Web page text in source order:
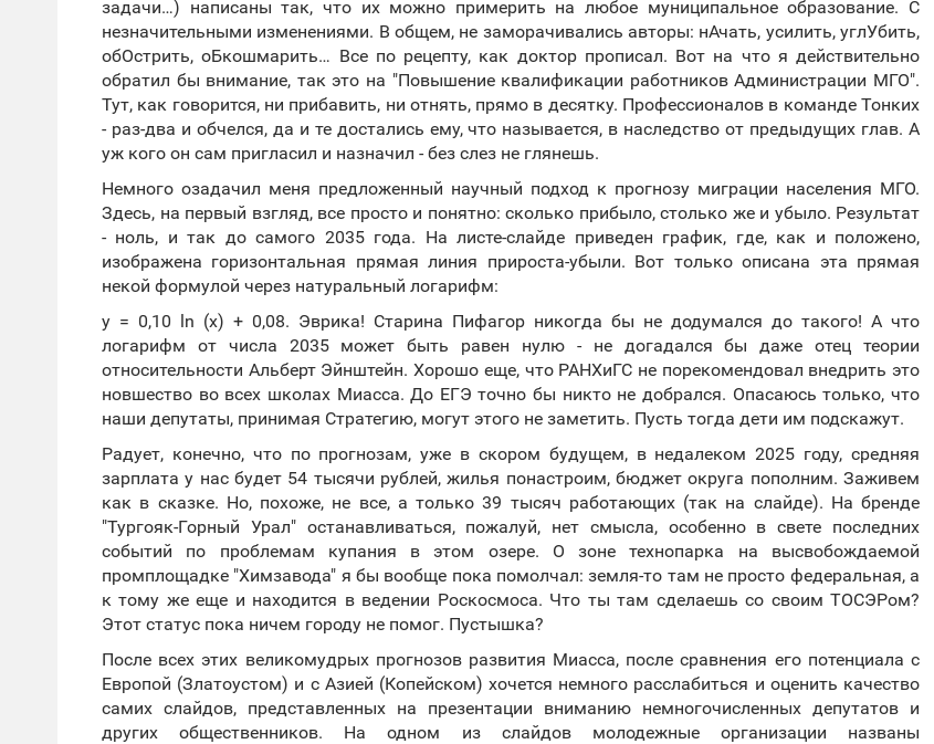
задачи…) написаны так, что их можно примерить на любое муниципальное образование. С
незначительными изменениями. В общем, не заморачивались авторы: нАчать, усилить, углУбить,
обОстрить, оБкошмарить… Все по рецепту, как доктор прописал. Вот на что я действительно
обратил бы внимание, так это на "Повышение квалификации работников Администрации МГО".
Тут, как говорится, ни прибавить, ни отнять, прямо в десятку. Профессионалов в команде Тонких
- раз-два и обчелся, да и те достались ему, что называется, в наследство от предыдущих глав. А
уж кого он сам пригласил и назначил - без слез не глянешь.
Немного озадачил меня предложенный научный подход к прогнозу миграции населения МГО.
Здесь, на первый взгляд, все просто и понятно: сколько прибыло, столько же и убыло. Результат
- ноль, и так до самого 2035 года. На листе-слайде приведен график, где, как и положено,
изображена горизонтальная прямая линия прироста-убыли. Вот только описана эта прямая
некой формулой через натуральный логарифм:
y = 0,10 ln (x) + 0,08. Эврика! Старина Пифагор никогда бы не додумался до такого! А что
логарифм от числа 2035 может быть равен нулю - не догадался бы даже отец теории
относительности Альберт Эйнштейн. Хорошо еще, что РАНХиГС не порекомендовал внедрить это
новшество во всех школах Миасса. До ЕГЭ точно бы никто не добрался. Опасаюсь только, что
наши депутаты, принимая Стратегию, могут этого не заметить. Пусть тогда дети им подскажут.
Радует, конечно, что по прогнозам, уже в скором будущем, в недалеком 2025 году, средняя
зарплата у нас будет 54 тысячи рублей, жилья понастроим, бюджет округа пополним. Заживем
как в сказке. Но, похоже, не все, а только 39 тысяч работающих (так на слайде). На бренде
"Тургояк-Горный Урал" останавливаться, пожалуй, нет смысла, особенно в свете последних
событий по проблемам купания в этом озере. О зоне технопарка на высвобождаемой
промплощадке "Химзавода" я бы вообще пока помолчал: земля-то там не просто федеральная, а
к тому же еще и находится в ведении Роскосмоса. Что ты там сделаешь со своим ТОСЭРом?
Этот статус пока ничем городу не помог. Пустышка?
После всех этих великомудрых прогнозов развития Миасса, после сравнения его потенциала с
Европой (Златоустом) и с Азией (Копейском) хочется немного расслабиться и оценить качество
самих слайдов, представленных на презентации вниманию немногочисленных депутатов и
других общественников. На одном из слайдов молодежные организации названы